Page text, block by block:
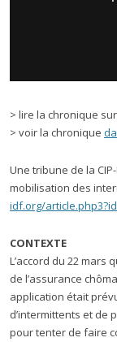
> lire la chronique sur
> voir la chronique
Une tribune de la
mobilisation des
idf.org/
CONTEXTE
L’accord du 22 mars
de l’assurance
application était
d’intermittents et de
pour tenter de faire